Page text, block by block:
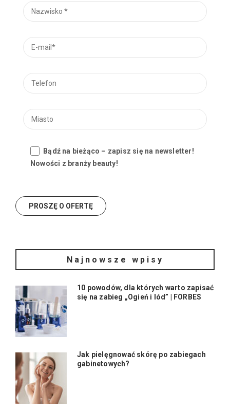
Bądź na bieżąco – zapisz się na newsletter!
Nowości z branży beauty!
Najnowsze wpisy
10 powodów, dla których warto zapisać
się na zabieg „Ogień i lód” | FORBES
Jak pielęgnować skórę po zabiegach
gabinetowych?